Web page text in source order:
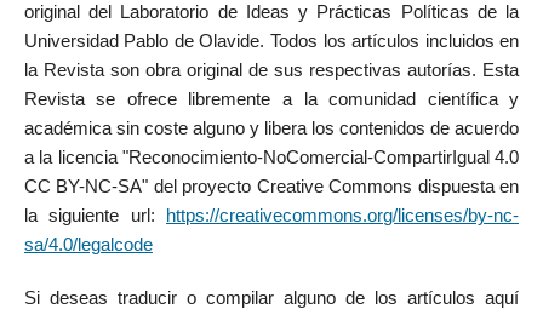
original del Laboratorio de Ideas y Prácticas Políticas de la
Universidad Pablo de Olavide. Todos los artículos incluidos en
la Revista son obra original de sus respectivas autorías. Esta
Revista se ofrece libremente a la comunidad científica y
académica sin coste alguno y libera los contenidos de acuerdo
a la licencia "Reconocimiento-NoComercial-CompartirIgual 4.0
CC BY-NC-SA" del proyecto Creative Commons dispuesta en
la siguiente url:
https://creativecommons.org/licenses/by-nc-
sa/4.0/legalcode
Si deseas traducir o compilar alguno de los artículos aquí